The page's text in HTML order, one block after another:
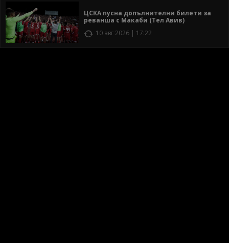
ЦСКА пусна допълнителни билети за
реванша с Макаби (Тел Авив)
10 авг 2026 | 17:22